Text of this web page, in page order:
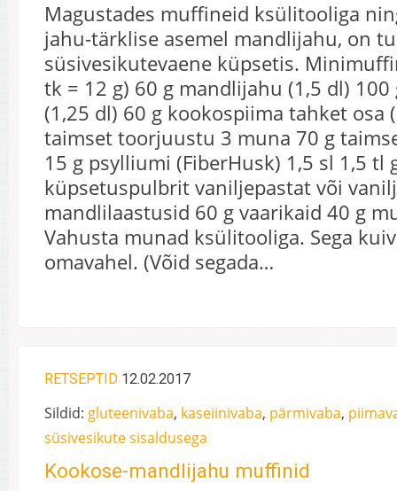
Magustades muffineid ksülitooliga
jahu-tärklise asemel mandlijahu, on
süsivesikutevaene küpsetis.
tk = 12 g) 60 g mandlijahu (1,5 dl)
(1,25 dl) 60 g kookospiima tahket osa
taimset toorjuustu 3 muna 70 g
15 g psylliumi (FiberHusk) 1,5 sl 1,5 tl
küpsetuspulbrit vaniljepastat või
mandlilaastusid 60 g vaarikaid 40 g
Vahusta munad ksülitooliga. Sega
omavahel. (Võid segada…
RETSEPTID 12.02.2017
Sildid: gluteenivaba, kaseiinivaba, pärmivaba,
süsivesikute sisaldusega
Kookose-mandlijahu muffinid